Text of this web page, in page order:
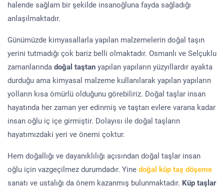
halende sağlam bir şekilde insanoğluna fayda sağladığı
anlaşılmaktadır.
Günümüzde kimyasallarla yapılan malzemelerin doğal taşın
yerini tutmadığı çok bariz belli olmaktadır. Osmanlı ve Selçuklu
zamanlarında doğal taştan yapılan yapıların yüzyıllardır ayakta
durduğu ama kimyasal malzeme kullanılarak yapılan yapıların
yolların kısa ömürlü olduğunu görebiliriz. Doğal taşlar insan
hayatında her zaman yer edinmiş ve taştan evlere varana kadar
insan oğlu iç içe girmiştir. Dolayısı ile doğal taşların
hayatımızdaki yeri ve önemi çoktur.
Hem doğallığı ve dayanıklılığı açısından doğal taşlar insan
oğlu için vazgeçilmez durumdadır. Yine doğal küp taş döşeme
sanatı ve ustalığı da önem kazanmış bulunmaktadır. Küp taşlar